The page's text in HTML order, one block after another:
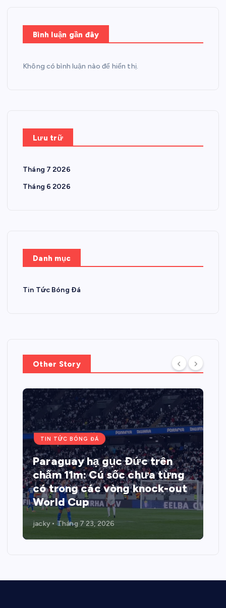
Bình luận gần đây
Không có bình luận nào để hiển thị.
Lưu trữ
Tháng 7 2026
Tháng 6 2026
Danh mục
Tin Tức Bóng Đá
Other Story
TIN TỨC BÓNG ĐÁ
Paraguay hạ gục Đức trên
chấm 11m: Cú sốc chưa từng
có trong các vòng knock-out
World Cup
jacky Tháng 7 23, 2026